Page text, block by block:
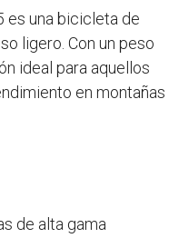
es una bicicleta de
ligero. Con un peso
ideal para aquellos
en montañas
de alta gama